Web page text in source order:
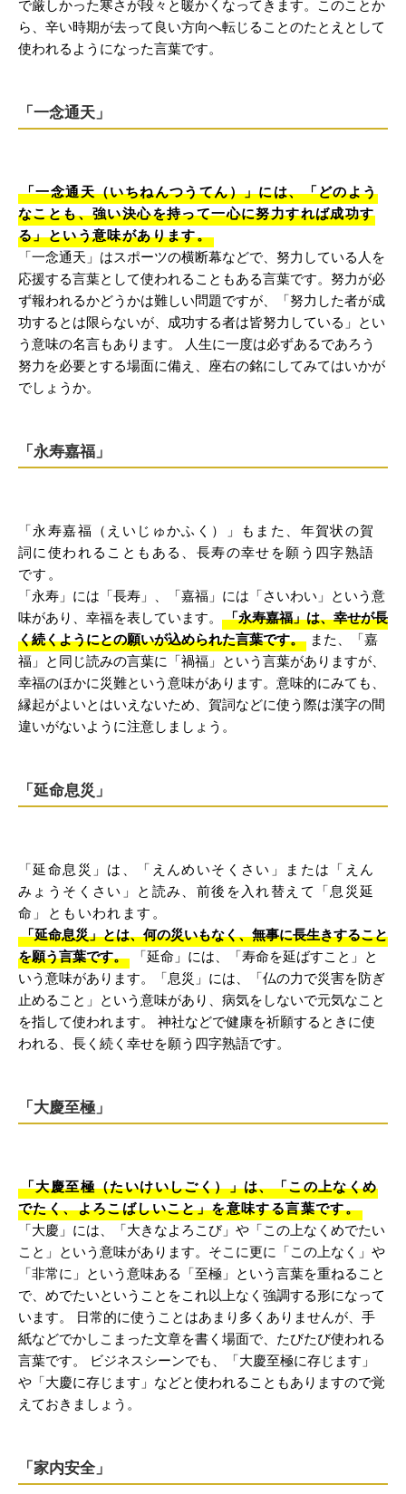
で厳しかった寒さが段々と暖かくなってきます。このことか
ら、辛い時期が去って良い方向へ転じることのたとえとして
使われるようになった言葉です。
「一念通天」
「一念通天（いちねんつうてん）」には、「どのよう
なことも、強い決心を持って一心に努力すれば成功す
る」という意味があります。
「一念通天」はスポーツの横断幕などで、努力している人を
応援する言葉として使われることもある言葉です。努力が必
ず報われるかどうかは難しい問題ですが、「努力した者が成
功するとは限らないが、成功する者は皆努力している」とい
う意味の名言もあります。 人生に一度は必ずあるであろう
努力を必要とする場面に備え、座右の銘にしてみてはいかが
でしょうか。
「永寿嘉福」
「永寿嘉福（えいじゅかふく）」もまた、年賀状の賀
詞に使われることもある、長寿の幸せを願う四字熟語
です。
「永寿」には「長寿」、「嘉福」には「さいわい」という意
味があり、幸福を表しています。
「永寿嘉福」は、幸せが長
く続くようにとの願いが込められた言葉です。 また、「嘉
福」と同じ読みの言葉に「禍福」という言葉がありますが、
幸福のほかに災難という意味があります。意味的にみても、
縁起がよいとはいえないため、賀詞などに使う際は漢字の間
違いがないように注意しましょう。
「延命息災」
「延命息災」は、「えんめいそくさい」または「えん
みょうそくさい」と読み、前後を入れ替えて「息災延
命」ともいわれます。
「延命息災」とは、何の災いもなく、無事に長生きすること
を願う言葉です。
「延命」には、「寿命を延ばすこと」と
いう意味があります。「息災」には、「仏の力で災害を防ぎ
止めること」という意味があり、病気をしないで元気なこと
を指して使われます。 神社などで健康を祈願するときに使
われる、長く続く幸せを願う四字熟語です。
「大慶至極」
「大慶至極（たいけいしごく）」は、「この上なくめ
でたく、よろこばしいこと」を意味する言葉です。
「大慶」には、「大きなよろこび」や「この上なくめでたい
こと」という意味があります。そこに更に「この上なく」や
「非常に」という意味ある「至極」という言葉を重ねること
で、めでたいということをこれ以上なく強調する形になって
います。 日常的に使うことはあまり多くありませんが、手
紙などでかしこまった文章を書く場面で、たびたび使われる
言葉です。 ビジネスシーンでも、「大慶至極に存じます」
や「大慶に存じます」などと使われることもありますので覚
えておきましょう。
「家内安全」